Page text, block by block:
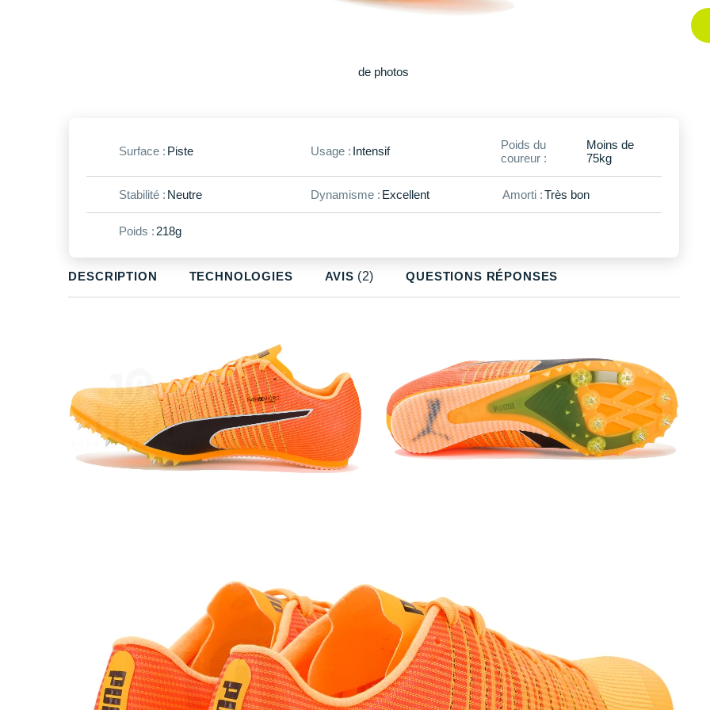
DESCRIPTION TECHNOLOGIES AVIS (2) QUESTIONS RÉPONSES
Surface : Piste Usage : Intensif
Poids du
coureur :
Moins de
75kg
Stabilité : Neutre Dynamisme : Excellent Amorti :Très bon
Poids : 218g
Plus
de photos